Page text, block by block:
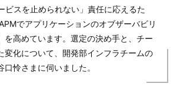
ビスを止められない」責任に応えるた
でアプリケーションのオブザーバビリ
を高めています。選定の決め手と、チー
変化について、開発部インフラチームの
怜さまに伺いました。